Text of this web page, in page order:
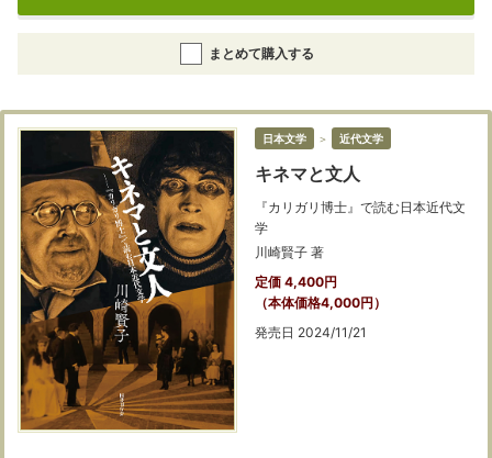
まとめて購入する
日本文学 ＞ 近代文学
キネマと文人
『カリガリ博士』で読む日本近代文
学
川崎賢子 著
定価 4,400円
（本体価格4,000円）
発売日 2024/11/21